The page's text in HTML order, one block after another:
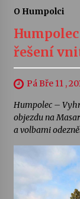
O Humpolci
řešení
Pá Bře 11 ,
Humpolec –
objezdu na
a volbami